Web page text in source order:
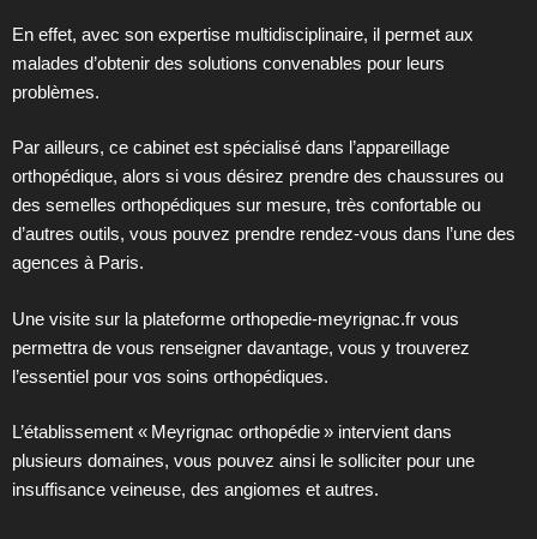
En effet, avec son expertise multidisciplinaire, il permet aux
malades d’obtenir des solutions convenables pour leurs
problèmes.
Par ailleurs, ce cabinet est spécialisé dans l’appareillage
orthopédique, alors si vous désirez prendre des chaussures ou
des semelles orthopédiques sur mesure, très confortable ou
d’autres outils, vous pouvez prendre rendez-vous dans l’une des
agences à Paris.
Une visite sur la plateforme orthopedie-meyrignac.fr vous
permettra de vous renseigner davantage, vous y trouverez
l’essentiel pour vos soins orthopédiques.
L’établissement « Meyrignac orthopédie » intervient dans
plusieurs domaines, vous pouvez ainsi le solliciter pour une
insuffisance veineuse, des angiomes et autres.